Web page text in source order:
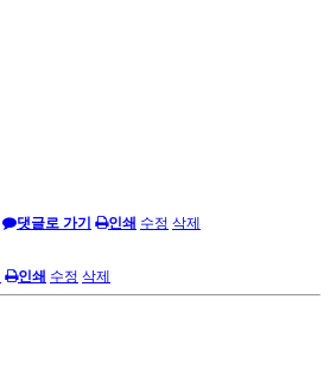
댓글로 가기 인쇄 수정 삭제
인쇄 수정 삭제